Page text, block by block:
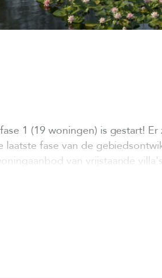
1 (19 woningen) is gestart!
laatste fase van de
van vrijstaande